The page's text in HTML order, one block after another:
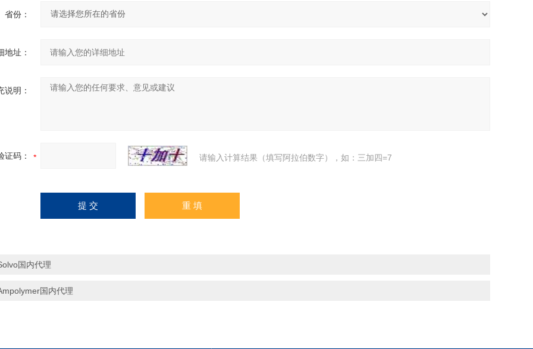
省份：
地址：
说明：
证码： 请输入计算结果（填写阿拉伯数字），如：三加四=7
国内代理
国内代理